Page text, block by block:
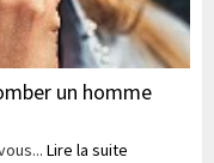
un homme
Lire la suite